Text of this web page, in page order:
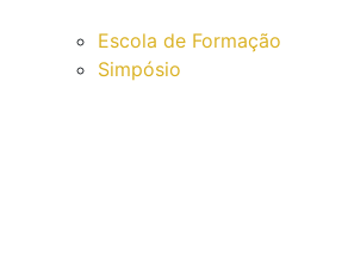
Escola de Formação
Simpósio